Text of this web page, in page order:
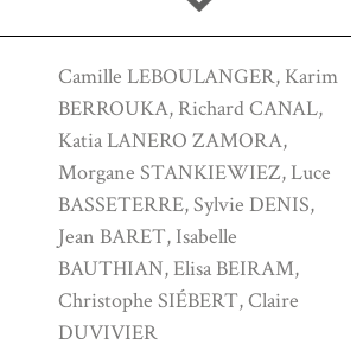
Camille LEBOULANGER, Karim
BERROUKA, Richard CANAL,
Katia LANERO ZAMORA,
Morgane STANKIEWIEZ, Luce
BASSETERRE, Sylvie DENIS,
Jean BARET, Isabelle
BAUTHIAN, Elisa BEIRAM,
Christophe SIÉBERT, Claire
DUVIVIER